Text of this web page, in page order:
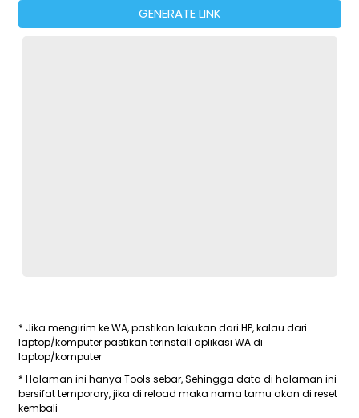
GENERATE LINK
* Jika mengirim ke WA, pastikan lakukan dari HP, kalau dari
laptop/komputer pastikan terinstall aplikasi WA di
laptop/komputer
* Halaman ini hanya Tools sebar, Sehingga data di halaman ini
bersifat temporary, jika di reload maka nama tamu akan di reset
kembali